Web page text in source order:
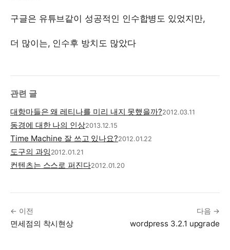
구글은 유튜브같이 성공적인 인수합병도 있었지만,
더 많이는, 인수후 방치도 많았다
관련 글
대항마들은 왜 레티나를 미리 내지 못했을까?2012.03.11
동경에 대한 나의 인상2013.12.15
Time Machine 잘 쓰고 있나요?2012.01.22
도구의 과잉 2012.01.21
컨텐츠는 스스로 퍼진다2012.01.20
← 이전
면세점의 착시현상
다음 →
wordpress 3.2.1 upgrade